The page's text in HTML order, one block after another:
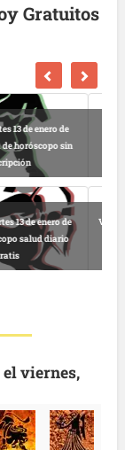
Gratuitos
de enero de 2026 |
horóscopo online
de enero de 2026 |
y gratuito
viernes,